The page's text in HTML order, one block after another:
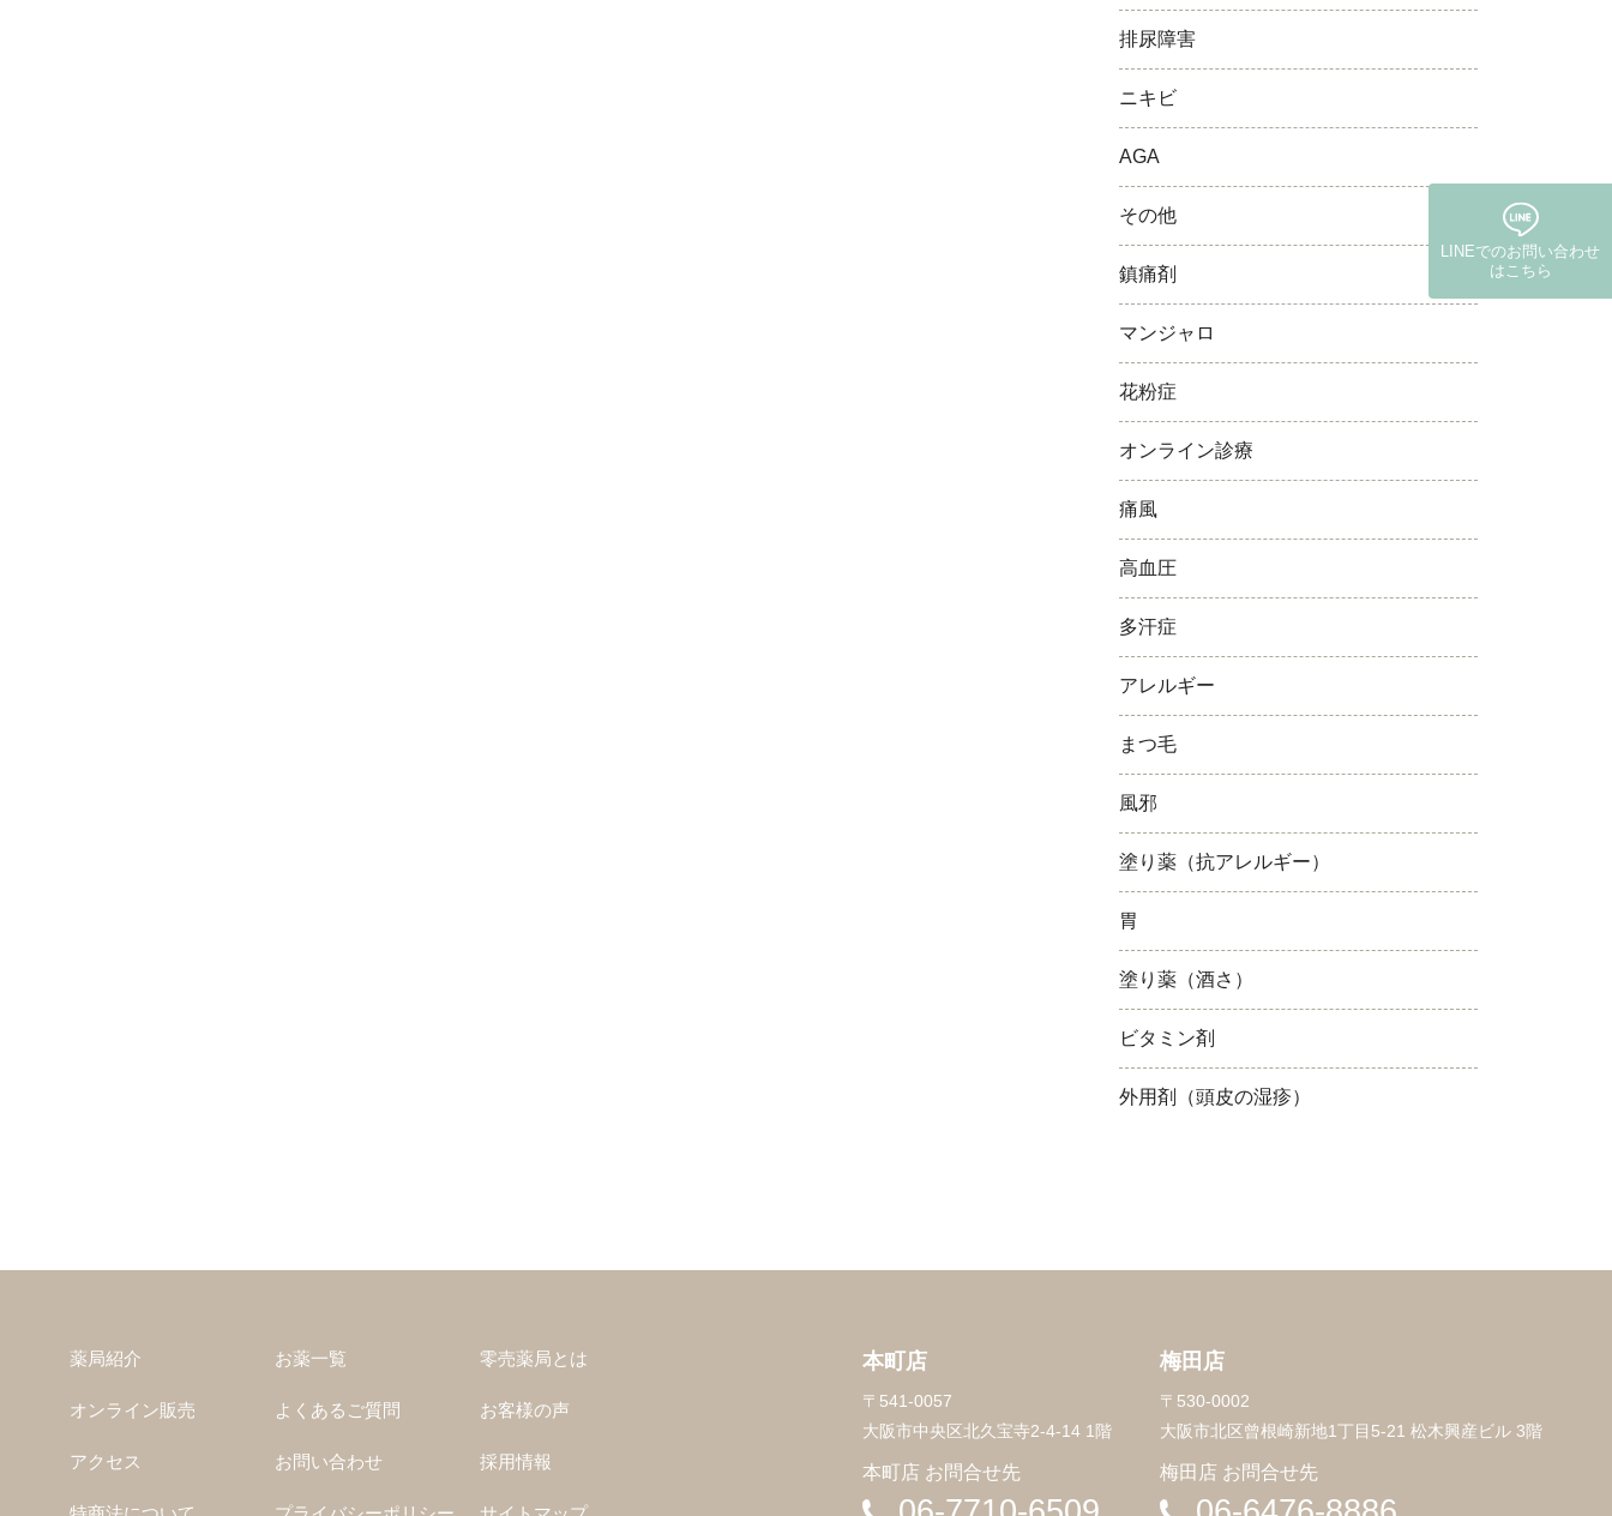
排尿障害
ニキビ
AGA
その他
鎮痛剤
マンジャロ
花粉症
オンライン診療
痛風
高血圧
多汗症
アレルギー
まつ毛
風邪
塗り薬（抗アレルギー）
胃
塗り薬（酒さ）
ビタミン剤
外用剤（頭皮の湿疹）
薬局紹介 お薬一覧 零売薬局とは
オンライン販売 よくあるご質問 お客様の声
アクセス お問い合わせ 採用情報
本町店
〒541-0057
大阪市中央区北久宝寺2-4-14 1階
本町店 お問合せ先
梅田店
〒530-0002
大阪市北区曾根崎新地1丁目5-21 松木興産ビル 3階
梅田店 お問合せ先
LINEでのお問い合わせ
はこちら